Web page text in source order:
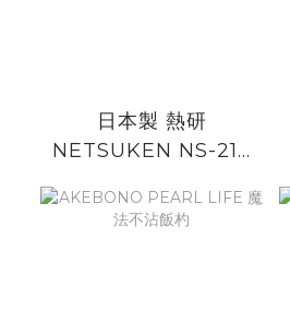
日本製 熱研
NETSUKEN NS-21E